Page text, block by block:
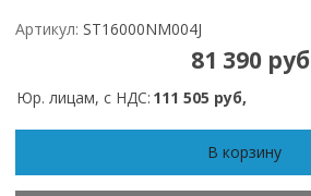
Артикул: ST16000NM004J
81 390 руб
Юр. лицам, с НДС: 111 505 руб,
В корзину